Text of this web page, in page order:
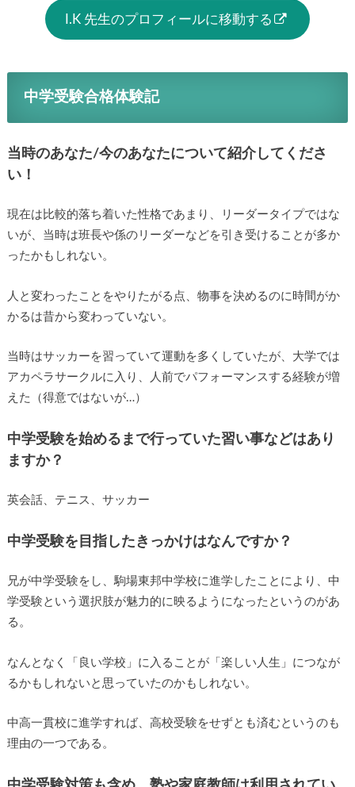
I.K 先生のプロフィールに移動する
中学受験合格体験記
当時のあなた/今のあなたについて紹介してくださ
い！
現在は比較的落ち着いた性格であまり、リーダータイプではな
いが、当時は班長や係のリーダーなどを引き受けることが多か
ったかもしれない。
人と変わったことをやりたがる点、物事を決めるのに時間がか
かるは昔から変わっていない。
当時はサッカーを習っていて運動を多くしていたが、大学では
アカペラサークルに入り、人前でパフォーマンスする経験が増
えた（得意ではないが…）
中学受験を始めるまで行っていた習い事などはあり
ますか？
英会話、テニス、サッカー
中学受験を目指したきっかけはなんですか？
兄が中学受験をし、駒場東邦中学校に進学したことにより、中
学受験という選択肢が魅力的に映るようになったというのがあ
る。
なんとなく「良い学校」に入ることが「楽しい人生」につなが
るかもしれないと思っていたのかもしれない。
中高一貫校に進学すれば、高校受験をせずとも済むというのも
理由の一つである。